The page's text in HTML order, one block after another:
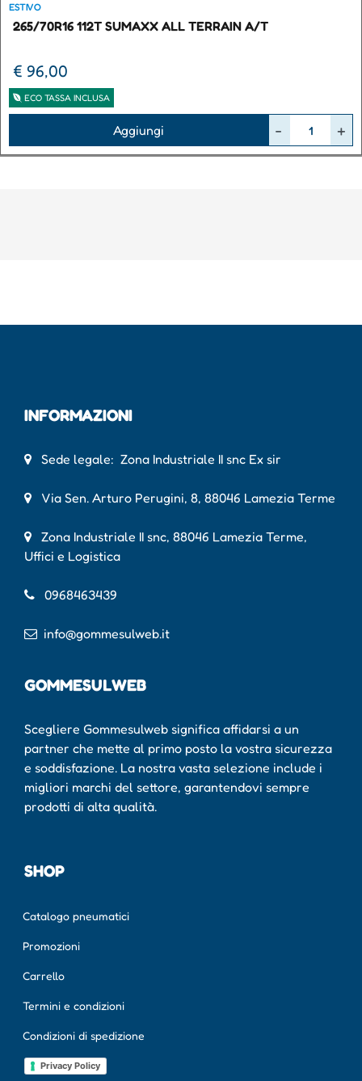
ESTIVO
265/70R16 112T SUMAXX ALL TERRAIN A/T
€ 96,00
ECO TASSA INCLUSA
Aggiungi
INFORMAZIONI
Sede legale: Zona Industriale II snc Ex sir
Via Sen. Arturo Perugini, 8, 88046 Lamezia Terme
Zona Industriale II snc, 88046 Lamezia Terme,
Uffici e Logistica
0968463439
info@gommesulweb.it
GOMMESULWEB
Scegliere Gommesulweb significa affidarsi a un
partner che mette al primo posto la vostra sicurezza
e soddisfazione. La nostra vasta selezione include i
migliori marchi del settore, garantendovi sempre
prodotti di alta qualità.
SHOP
Catalogo pneumatici
Promozioni
Carrello
Termini e condizioni
Condizioni di spedizione
Privacy Policy